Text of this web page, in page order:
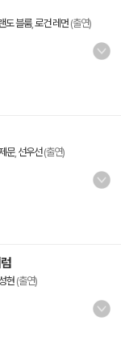
도 블룸, 로건 레먼 (출연)
문, 선우선(출연)
현 (출연)